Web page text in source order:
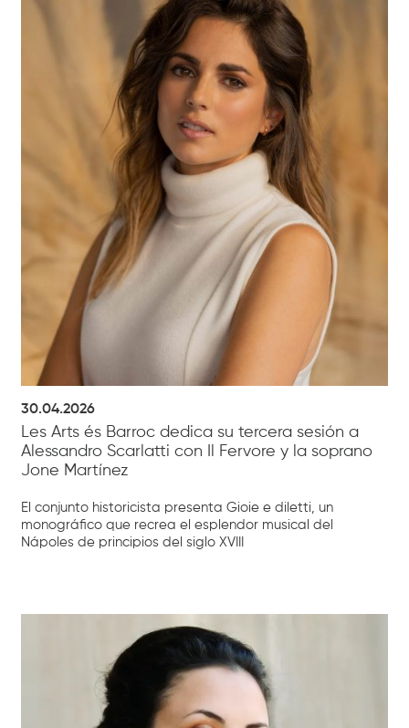
30.04.2026
Les Arts és Barroc dedica su tercera sesión a
Alessandro Scarlatti con Il Fervore y la soprano
Jone Martínez
El conjunto historicista presenta Gioie e diletti, un
monográfico que recrea el esplendor musical del
Nápoles de principios del siglo XVIII